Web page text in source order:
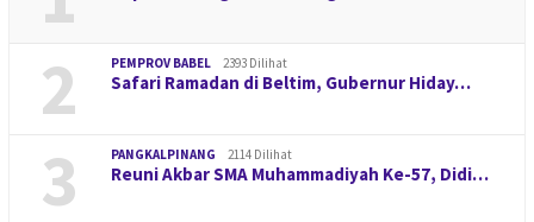
2 PEMPROV BABEL 2393 Dilihat
Safari Ramadan di Beltim, Gubernur Hiday…
3 PANGKALPINANG 2114 Dilihat
Reuni Akbar SMA Muhammadiyah Ke-57, Didi…